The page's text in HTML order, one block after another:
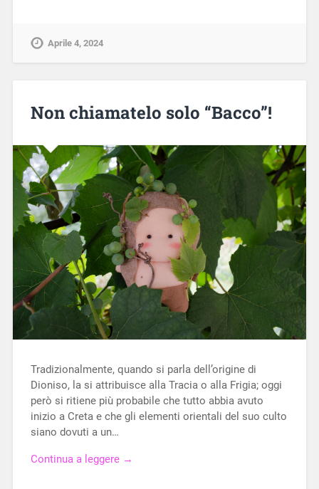
Aprile 4, 2024
Non chiamatelo solo “Bacco”!
Tradizionalmente, quando si parla dell’origine di
Dioniso, la si attribuisce alla Tracia o alla Frigia; oggi
però si ritiene più probabile che tutto abbia avuto
inizio a Creta e che gli elementi orientali del suo culto
siano dovuti a un…
Continua a leggere →